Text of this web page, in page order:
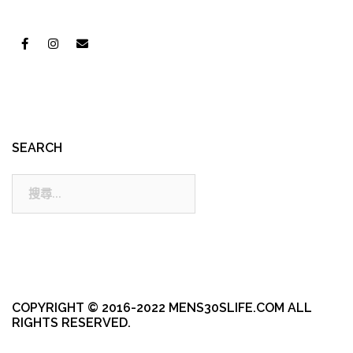
SEARCH
COPYRIGHT © 2016-2022 MENS30SLIFE.COM ALL
RIGHTS RESERVED.